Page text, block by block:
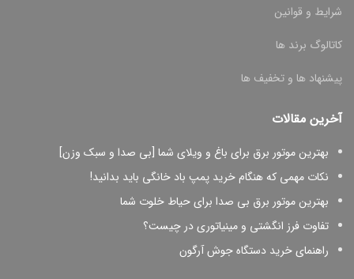
شرایط و قوانین
کاتالوگ برند ها
پیشنهاد ها و تخفیف ها
آخرین مقالات
بهترین موتور برق برای باغ و ویلای شما [بی صدا و سبک وزن]
نکات مهمی که هنگام خرید پمپ باد خانگی باید بدانید!
بهترین موتور برق بی صدا برای حیاط خلوت شما
تفاوت فرز انگشتی و مینیاتوری در چیست؟
راهنمای خرید دستگاه جوش آرگون